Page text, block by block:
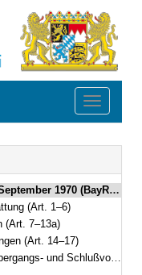
Toggle
S. 452) BayRS 2127-1-G (Art. 1–21)
(Art. 1–6)
(Art. 7–13a)
(Art. 14–17)
Schlußvorschriften (Art. 18–21)